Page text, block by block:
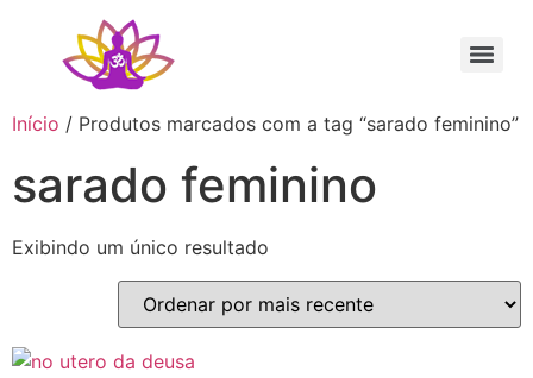
Início / Produtos marcados com a tag “sarado feminino”
sarado feminino
Exibindo um único resultado